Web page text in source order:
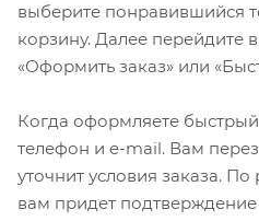
надежная фиксация
Вес: 42 грамма
выберите понравившийся
корзину. Далее перейдите
«Оформить заказ» или
Когда оформляете
телефон и e-mail. Вам
уточнит условия заказа. По
вам придет